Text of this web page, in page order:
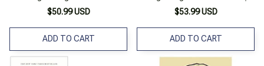
Một Mình (bộ 2 Cuốn)
$50.99 USD
ADD TO CART
Mình + Tư Duy Nhanh Và Chậm
$53.99 USD
ADD TO CART